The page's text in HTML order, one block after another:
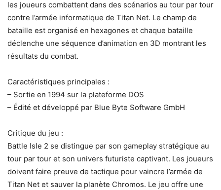
les joueurs combattent dans des scénarios au tour par tour
contre l’armée informatique de Titan Net. Le champ de
bataille est organisé en hexagones et chaque bataille
déclenche une séquence d’animation en 3D montrant les
résultats du combat.
Caractéristiques principales :
– Sortie en 1994 sur la plateforme DOS
– Édité et développé par Blue Byte Software GmbH
Critique du jeu :
Battle Isle 2 se distingue par son gameplay stratégique au
tour par tour et son univers futuriste captivant. Les joueurs
doivent faire preuve de tactique pour vaincre l’armée de
Titan Net et sauver la planète Chromos. Le jeu offre une